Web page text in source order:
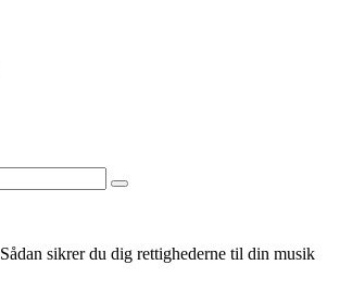
Sådan sikrer du dig rettighederne til din musik